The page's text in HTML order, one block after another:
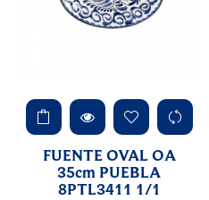
FUENTE OVAL OA
35cm PUEBLA
8PTL3411 1/1